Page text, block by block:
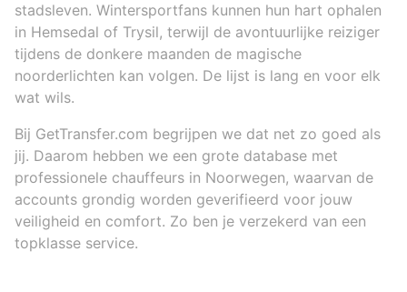
stadsleven. Wintersportfans kunnen hun hart ophalen
in Hemsedal of Trysil, terwijl de avontuurlijke reiziger
tijdens de donkere maanden de magische
noorderlichten kan volgen. De lijst is lang en voor elk
wat wils.
Bij GetTransfer.com begrijpen we dat net zo goed als
jij. Daarom hebben we een grote database met
professionele chauffeurs in Noorwegen, waarvan de
accounts grondig worden geverifieerd voor jouw
veiligheid en comfort. Zo ben je verzekerd van een
topklasse service.